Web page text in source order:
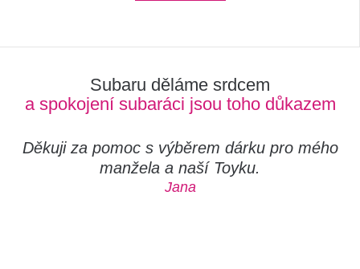
Subaru děláme srdcem
a spokojení subaráci jsou toho důkazem
Děkuji za pomoc s výběrem dárku pro mého
manžela a naší Toyku.
Jana